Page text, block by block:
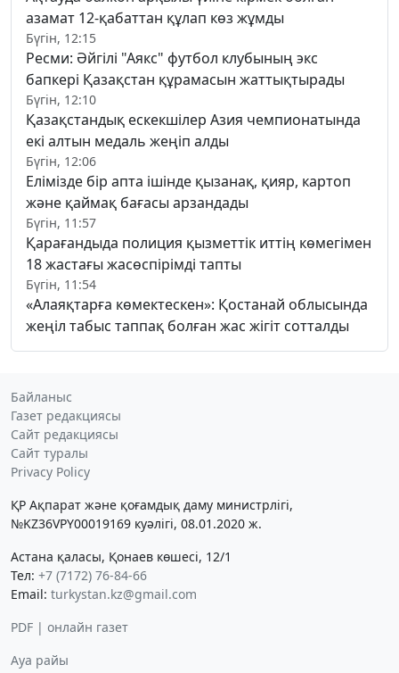
азамат 12-қабаттан құлап көз жұмды
Бүгін, 12:15
Ресми: Әйгілі "Аякс" футбол клубының экс
бапкері Қазақстан құрамасын жаттықтырады
Бүгін, 12:10
Қазақстандық ескекшілер Азия чемпионатында
екі алтын медаль жеңіп алды
Бүгін, 12:06
Елімізде бір апта ішінде қызанақ, қияр, картоп
және қаймақ бағасы арзандады
Бүгін, 11:57
Қарағандыда полиция қызметтік иттің көмегімен
18 жастағы жасөспірімді тапты
Бүгін, 11:54
«Алаяқтарға көмектескен»: Қостанай облысында
жеңіл табыс таппақ болған жас жігіт сотталды
Байланыс
Газет редакциясы
Сайт редакциясы
Сайт туралы
Privacy Policy
ҚР Ақпарат және қоғамдық даму министрлігі,
№KZ36VPY00019169 куәлігі, 08.01.2020 ж.
Астана қаласы, Қонаев көшесі, 12/1
Тел: +7 (7172) 76-84-66
Email: turkystan.kz@gmail.com
PDF | онлайн газет
Ауа райы